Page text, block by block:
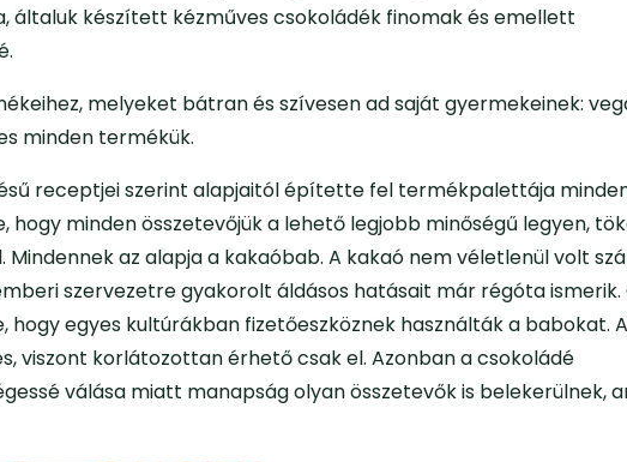
általuk készített kézműves csokoládék finomak és emellett
melyeket bátran és szívesen ad saját gyermekeinek:
minden termékük.
receptjei szerint alapjaitól építette fel termékpalettája
minden összetevőjük a lehető legjobb minőségű legyen,
az alapja a kakaóbab. A kakaó nem véletlenül volt
szervezetre gyakorolt áldásos hatásait már régóta ismerik.
hogy egyes kultúrákban fizetőeszköznek használták a babokat. A
viszont korlátozottan érhető csak el. Azonban a csokoládé
válása miatt manapság olyan összetevők is belekerülnek,